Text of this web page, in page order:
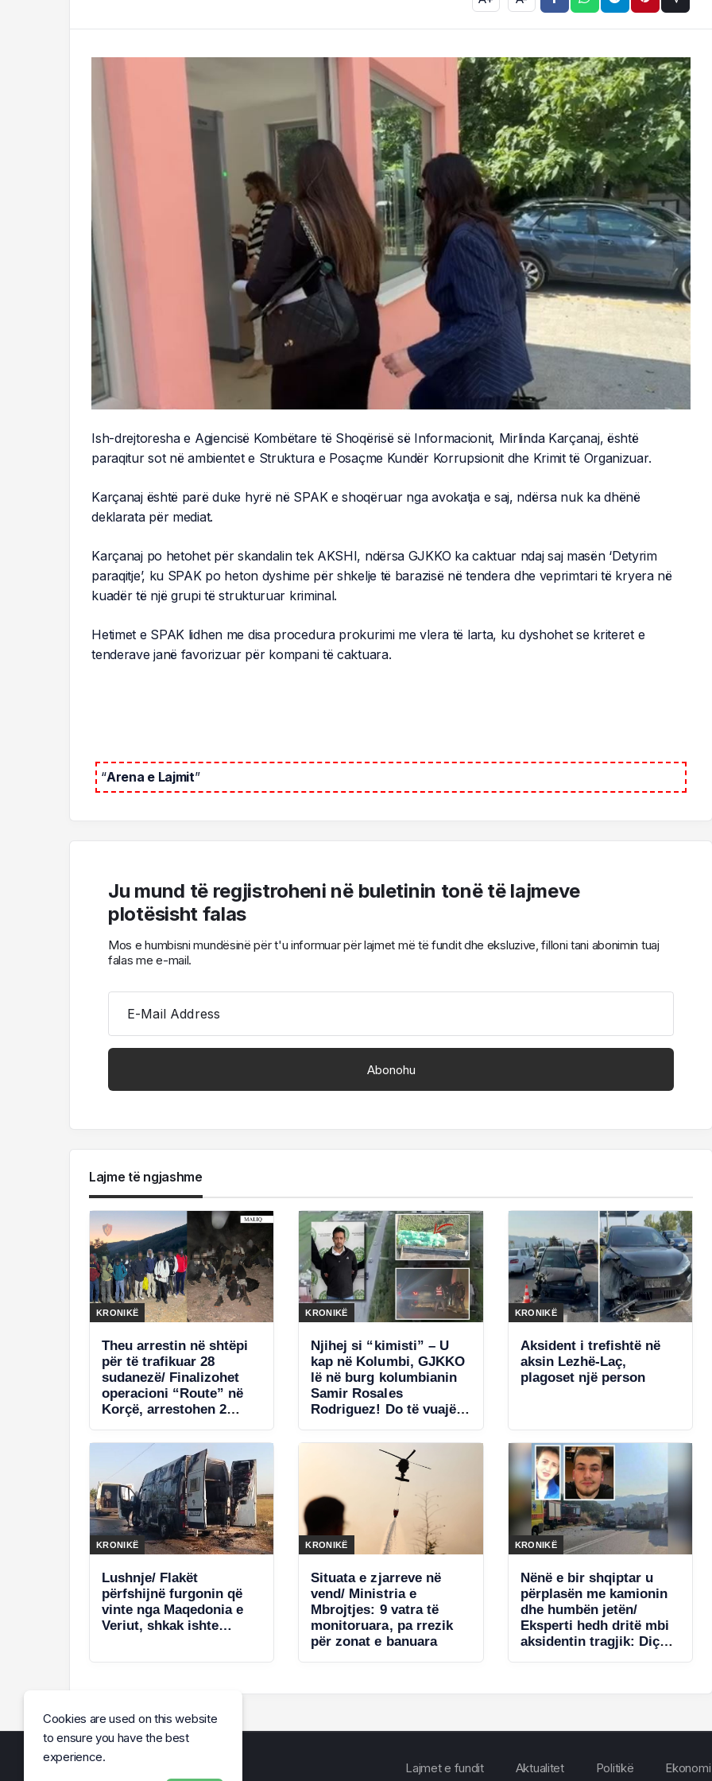
Ish-drejtoresha e Agjencisë Kombëtare të Shoqërisë së Informacionit, Mirlinda Karçanaj, është
paraqitur sot në ambientet e Struktura e Posaçme Kundër Korrupsionit dhe Krimit të Organizuar.
Karçanaj është parë duke hyrë në SPAK e shoqëruar nga avokatja e saj, ndërsa nuk ka dhënë
deklarata për mediat.
Karçanaj po hetohet për skandalin tek AKSHI, ndërsa GJKKO ka caktuar ndaj saj masën ‘Detyrim
paraqitje’, ku SPAK po heton dyshime për shkelje të barazisë në tendera dhe veprimtari të kryera në
kuadër të një grupi të strukturuar kriminal.
Hetimet e SPAK lidhen me disa procedura prokurimi me vlera të larta, ku dyshohet se kriteret e
tenderave janë favorizuar për kompani të caktuara.
“Arena e Lajmit”
Ju mund të regjistroheni në buletinin tonë të lajmeve
plotësisht falas
Mos e humbisni mundësinë për t'u informuar për lajmet më të fundit dhe eksluzive, filloni tani abonimin tuaj
falas me e-mail.
E-Mail Address
Lajme të ngjashme
KRONIKË
Theu arrestin në shtëpi
për të trafikuar 28
sudanezë/ Finalizohet
operacioni “Route” në
Korçë, arrestohen 2
6500 euro
KRONIKË
Njihej si “kimisti” – U
kap në Kolumbi, GJKKO
lë në burg kolumbianin
Samir Rosales
Rodriguez! Do të vuajë
Frakullës
KRONIKË
Aksident i trefishtë në
aksin Lezhë-Laç,
plagoset një person
KRONIKË
Lushnje/ Flakët
përfshijnë furgonin që
vinte nga Maqedonia e
Veriut, shkak ishte…
KRONIKË
Situata e zjarreve në
vend/ Ministria e
Mbrojtjes: 9 vatra të
monitoruara, pa rrezik
për zonat e banuara
KRONIKË
Nënë e bir shqiptar u
përplasën me kamionin
dhe humbën jetën/
Eksperti hedh dritë mbi
aksidentin tragjik: Diçka
Cookies are used on this website
to ensure you have the best
experience.
Lajmet e fundit Aktualitet Politikë Ekonomi